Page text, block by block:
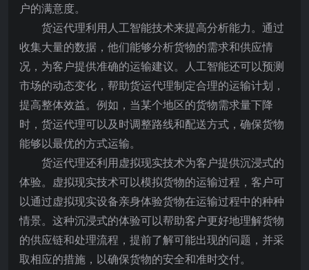
户的满意度。
货运代理利用人工智能技术来提高分析能力。通过
收集大量的数据，他们能够分析货物的需求和供应情
况，为客户提供准确的运输建议。人工智能还可以预测
市场的动态变化，帮助货运代理制定合理的运输计划，
提高整体效益。例如，当某个地区的货物需求量下降
时，货运代理可以及时调整路线和配送方式，确保货物
能够以最优的方式运输。
货运代理还利用虚拟现实技术为客户提供沉浸式的
体验。虚拟现实技术可以模拟货物的运输过程，客户可
以通过虚拟现实设备亲身体验货物在运输过程中的种种
情景。这种沉浸式的体验可以帮助客户更好地理解货物
的供应链和处理流程，提前了解可能出现的问题，并采
取相应的措施，以确保货物的安全和准时交付。